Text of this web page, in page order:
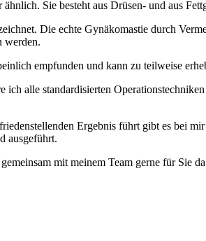
Sie besteht aus Drüsen- und aus
Die echte Gynäkomastie durch
werden.
empfunden und kann zu teilweise
alle standardisierten
Ergebnis führt gibt es bei
ausgeführt.
mit meinem Team gerne für Sie